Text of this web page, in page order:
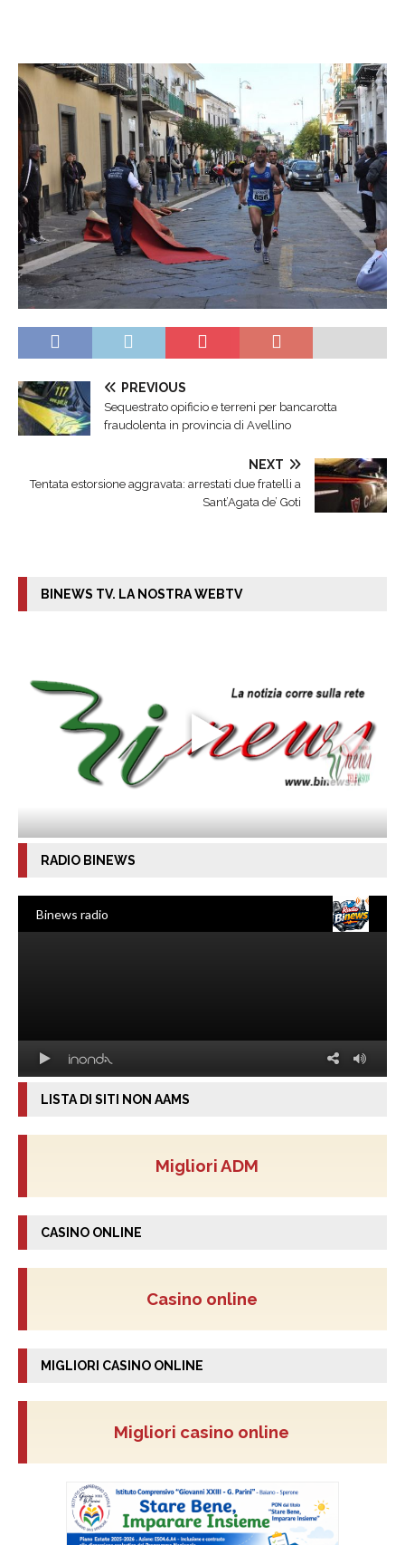
PREVIOUS
Sequestrato opificio e terreni per bancarotta
fraudolenta in provincia di Avellino
NEXT
Tentata estorsione aggravata: arrestati due fratelli a
Sant’Agata de’ Goti
BINEWS TV. LA NOSTRA WEBTV
RADIO BINEWS
LISTA DI SITI NON AAMS
Migliori ADM
CASINO ONLINE
Casino online
MIGLIORI CASINO ONLINE
Migliori casino online